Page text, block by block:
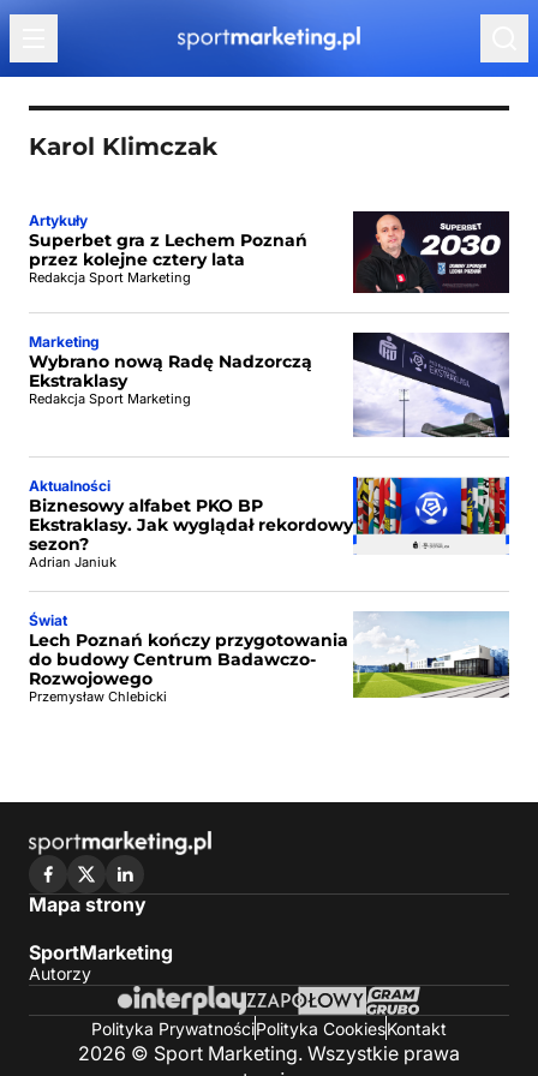
Przejdź do treści
Karol Klimczak
Artykuły
Superbet gra z Lechem Poznań
przez kolejne cztery lata
Redakcja Sport Marketing
Marketing
Wybrano nową Radę Nadzorczą
Ekstraklasy
Redakcja Sport Marketing
Aktualności
Biznesowy alfabet PKO BP
Ekstraklasy. Jak wyglądał rekordowy
sezon?
Adrian Janiuk
Świat
Lech Poznań kończy przygotowania
do budowy Centrum Badawczo-
Rozwojowego
Przemysław Chlebicki
Mapa strony
SportMarketing
Autorzy
Polityka PrywatnościPolityka CookiesKontakt
2026 © Sport Marketing. Wszystkie prawa